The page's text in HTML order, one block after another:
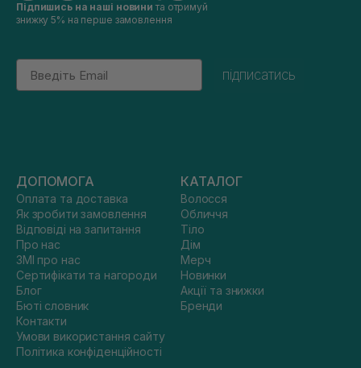
Підпишись на наші новини та отримуй
знижку 5% на перше замовлення
Email
підписатись
ДОПОМОГА
Оплата та доставка
Як зробити замовлення
Відповіді на запитання
Про нас
ЗМІ про нас
Сертифікати та нагороди
Блог
Бюті словник
Контакти
Умови використання сайту
Політика конфіденційності
КАТАЛОГ
Волосся
Обличчя
Тіло
Дім
Мерч
Новинки
Акції та знижки
Бренди